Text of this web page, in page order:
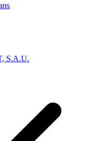
S.A.U.